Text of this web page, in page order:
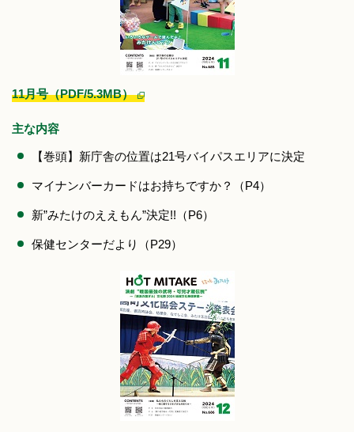
11月号（PDF/5.3MB）
主な内容
【巻頭】新庁舎の位置は21号バイパスエリアに決定
マイナンバーカードはお持ちですか？（P4）
新”みたけのええもん”決定!!（P6）
保健センターだより（P29）